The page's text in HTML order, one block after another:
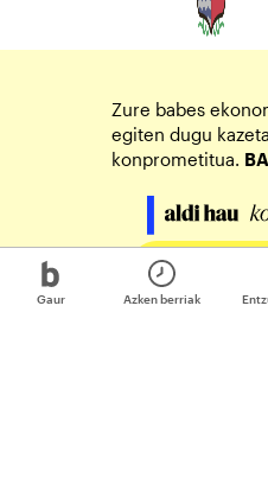
Gaur Azken berriak
Zure babes
egiten dugu
konprometitua.
Egin zure